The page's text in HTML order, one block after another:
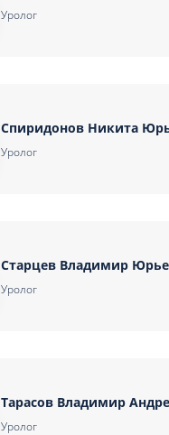
Уролог
Спиридонов Никита
Уролог
Старцев Владимир
Уролог
Тарасов Владимир
Уролог